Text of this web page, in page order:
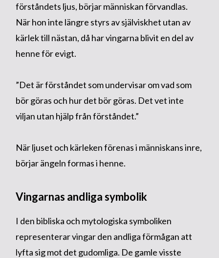
förståndets ljus, börjar människan förvandlas.
När hon inte längre styrs av själviskhet utan av
kärlek till nästan, då har vingarna blivit en del av
henne för evigt.
”Det är förståndet som undervisar om vad som
bör göras och hur det bör göras. Det vet inte
viljan utan hjälp från förståndet.”
När ljuset och kärleken förenas i människans inre,
börjar ängeln formas i henne.
Vingarnas andliga symbolik
I den bibliska och mytologiska symboliken
representerar vingar den andliga förmågan att
lyfta sig mot det gudomliga. De gamle visste